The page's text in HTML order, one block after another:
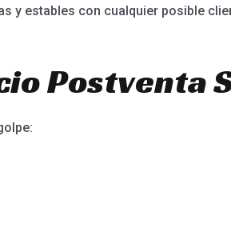
y estables con cualquier posible
Postventa